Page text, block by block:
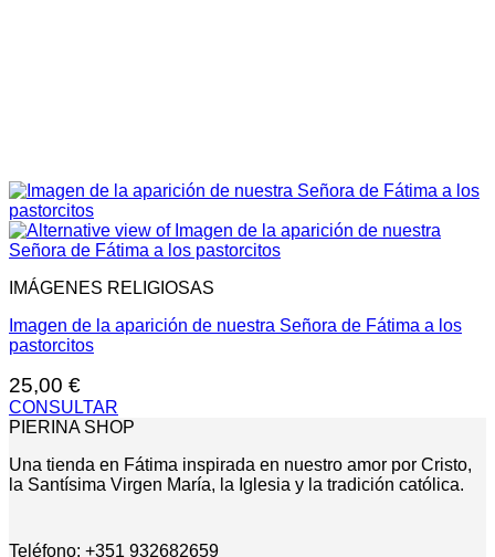
IMÁGENES RELIGIOSAS
Imagen de la aparición de nuestra Señora de Fátima a los
pastorcitos
25,00 €
CONSULTAR
PIERINA SHOP
Una tienda en Fátima inspirada en nuestro amor por Cristo,
la Santísima Virgen María, la Iglesia y la tradición católica.
Teléfono: +351 932682659